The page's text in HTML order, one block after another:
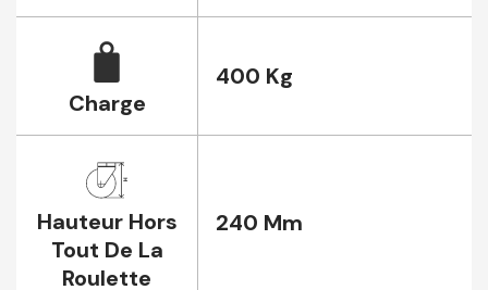
Charge
400 Kg
Hauteur Hors
Tout De La
Roulette
240 Mm